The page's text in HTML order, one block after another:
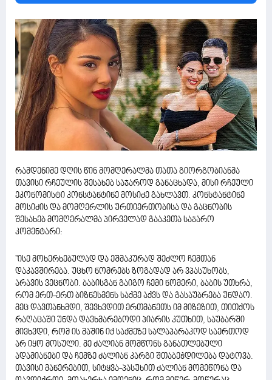
რამდენიმე დღის წინ მომღერალმა თათა გიორგობიანმა
თავისი რჩეულის შესახებ საჯაროდ განაცხადა, მისი რჩეული
ეკონომისტი კონსტანტინე მოსიძე გახლავთ. კონსტანტინე
მოსიძის და მომღერლის ურთიერთობისა და გაცნობის
შესახებ მომღერალმა პირველად გააკეთა საჯარო
კომენტარი:
''ისე მოხერხებულად და ეშმაკურად შეძლო ჩემთან
დაკავშირება. უცხო ნომრებს ზოგადად არ ვპასუხობს,
არავის ვეცნობი. ბაბისგან გაიგო ჩემი ნომერი, ბაბის უთხრა,
რომ ერთ-ერთ ბიზნესმენს საქმე აქვს და გასაუბრება უნდაო.
მეც დავთანხმდი, შევხვდით ერთმანეთს იმ მიზეზით, თითქოს
რაღაცაში უნდა დავხმარებოდი პიარის კუთხით, საუბარში
მივხვდი, რომ ის მაშინ იქ საქმეზე სალაპარაკოდ საერთოდ
არ იყო მოსული. მე ძალიან მომწონს განათლებული
ადამიანები და ჩემზე ძალიან კარგი შთაბეჭდილება დატოვა.
თავისი მანერებით, სიტყვა-პასუხით ძალიან მომეწონა და